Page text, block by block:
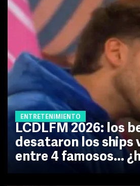
ENTRETENIMIENTO
LCDLFM 2026: los
desataron los ships
entre 4 famosos...